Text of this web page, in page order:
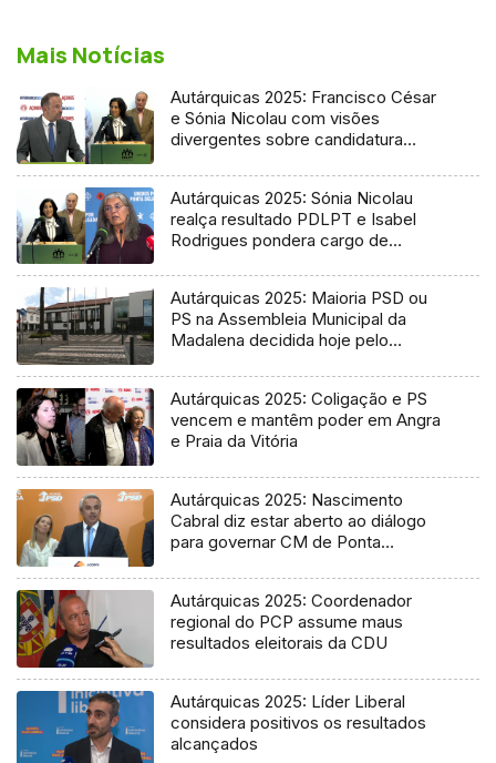
Mais Notícias
Autárquicas 2025: Francisco César
e Sónia Nicolau com visões
divergentes sobre candidatura
Autárquicas 2025: Sónia Nicolau
realça resultado PDLPT e Isabel
Rodrigues pondera cargo de
Autárquicas 2025: Maioria PSD ou
PS na Assembleia Municipal da
Madalena decidida hoje pelo
Autárquicas 2025: Coligação e PS
vencem e mantêm poder em Angra
e Praia da Vitória
Autárquicas 2025: Nascimento
Cabral diz estar aberto ao diálogo
para governar CM de Ponta
Autárquicas 2025: Coordenador
regional do PCP assume maus
resultados eleitorais da CDU
Autárquicas 2025: Líder Liberal
considera positivos os resultados
alcançados